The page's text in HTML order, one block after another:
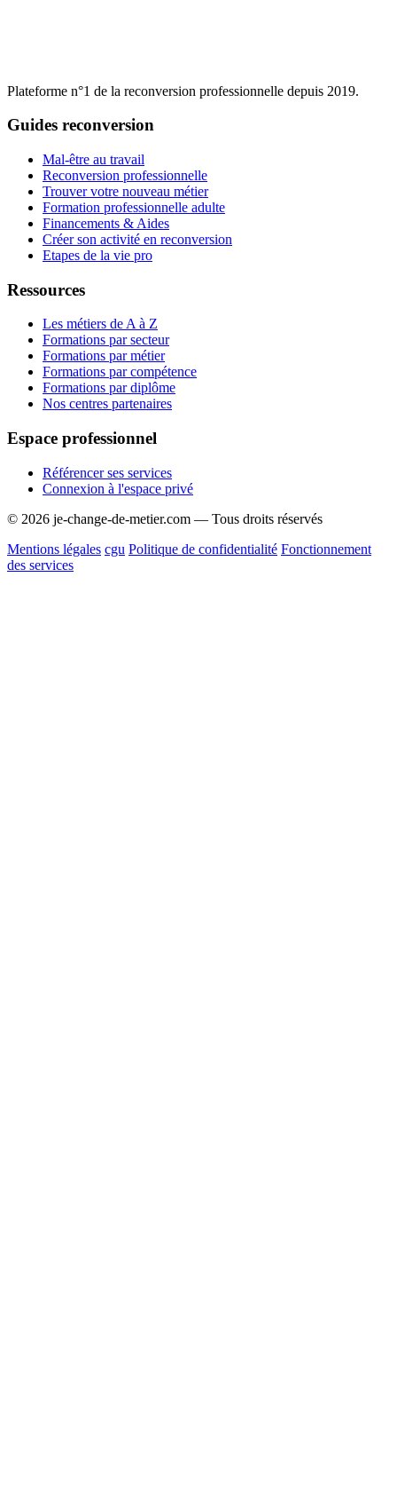
Plateforme n°1 de la reconversion professionnelle depuis 2019.
Guides reconversion
Mal-être au travail
Reconversion professionnelle
Trouver votre nouveau métier
Formation professionnelle adulte
Financements & Aides
Créer son activité en reconversion
Etapes de la vie pro
Ressources
Les métiers de A à Z
Formations par secteur
Formations par métier
Formations par compétence
Formations par diplôme
Nos centres partenaires
Espace professionnel
Référencer ses services
Connexion à l'espace privé
© 2026 je-change-de-metier.com — Tous droits réservés
Mentions légales cgu Politique de confidentialité Fonctionnement
des services